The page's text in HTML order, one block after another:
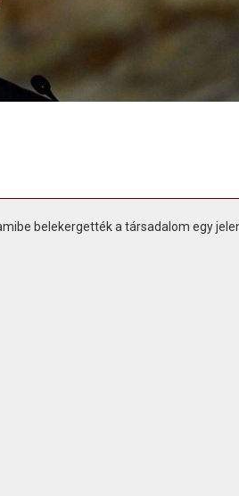
belekergették a társadalom egy